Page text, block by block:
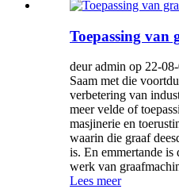
Toepassing van
deur admin op 22-
Saam met die
verbetering van
meer velde of
masjinerie en
waarin die graaf
is. En emmertande is
werk van
Lees meer